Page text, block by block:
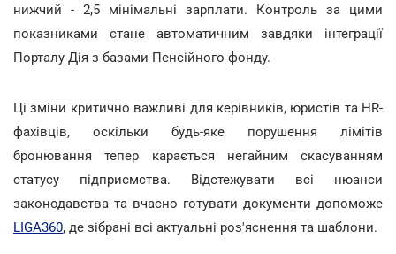
нижчий - 2,5 мінімальні зарплати. Контроль за цими
показниками стане автоматичним завдяки інтеграції
Порталу Дія з базами Пенсійного фонду.
Ці зміни критично важливі для керівників, юристів та HR-
фахівців, оскільки будь-яке порушення лімітів
бронювання тепер карається негайним скасуванням
статусу підприємства. Відстежувати всі нюанси
законодавства та вчасно готувати документи допоможе
LIGA360, де зібрані всі актуальні роз'яснення та шаблони.